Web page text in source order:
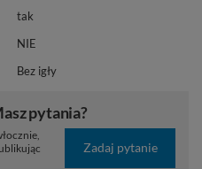
tak
NIE
Bez igły
pytania?
Zadaj pytanie